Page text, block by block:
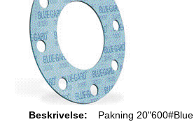
Beskrivelse: Pakning 20"600#Blue